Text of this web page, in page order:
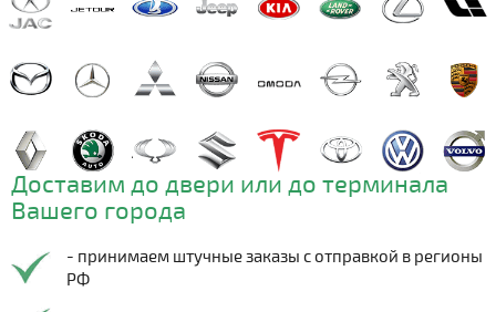
Доставим до двери или до терминала
Вашего города
- принимаем штучные заказы с отправкой в регионы
РФ